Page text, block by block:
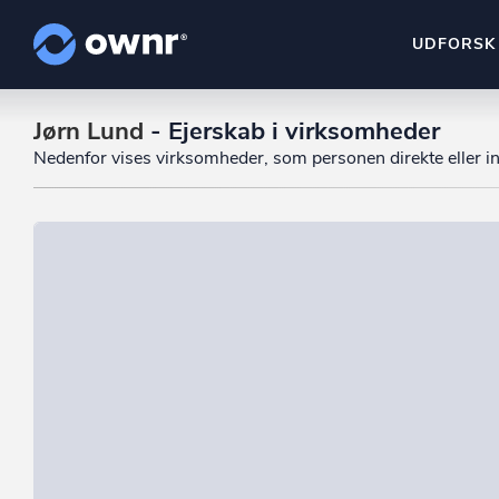
UDFORSK
ownr Insights
Kassevis af data sat i
Identificer salgsklare
Jørn Lund - Ejerskab i virksomheder
Nedenfor vises virksomheder, som personen direkte eller